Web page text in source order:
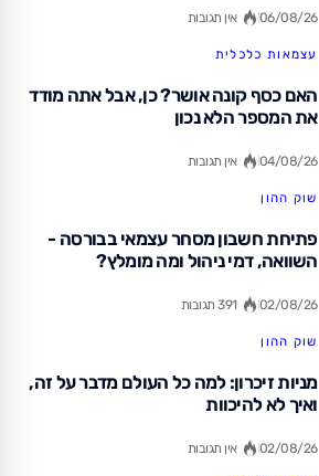
06/08/26 אין תגובות
עצמאות כלכלית
האם כסף קונה אושר? כן, אבל אתה מודד
את המספר הלא נכון
04/08/26 אין תגובות
שוק ההון
פתיחת חשבון מסחר עצמאי בבורסה -
השוואה, דמי ניהול ומה מומלץ?
02/08/26 391 תגובות
שוק ההון
מניות זיכרון: למה כל העולם מדבר על זה,
ואיך לא להיכוות
02/08/26 אין תגובות